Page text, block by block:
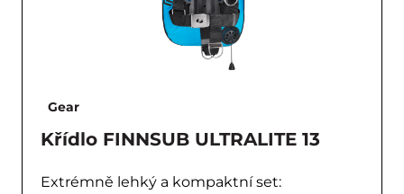
Gear
Křídlo FINNSUB ULTRALITE 13
Extrémně lehký a kompaktní set: